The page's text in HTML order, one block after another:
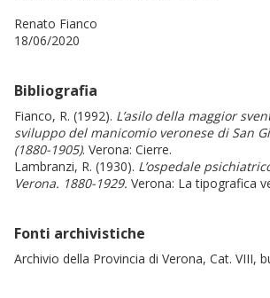
Renato Fianco
18/06/2020
Bibliografia
Fianco, R. (1992). L’asilo della maggior
sviluppo del manicomio veronese di San
(1880-1905). Verona: Cierre.
Lambranzi, R. (1930). L’ospedale
Verona. 1880-1929. Verona: La tipografica
Fonti archivistiche
Archivio della Provincia di Verona, Cat. VIII,